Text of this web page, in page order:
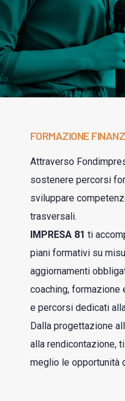
FORMAZIONE
Attraverso
sostenere percorsi
sviluppare
trasversali.
IMPRESA 81 ti
piani formativi su
aggiornamenti
coaching,
e percorsi dedicati
Dalla progettazione
alla rendicontazione,
meglio le opportunità